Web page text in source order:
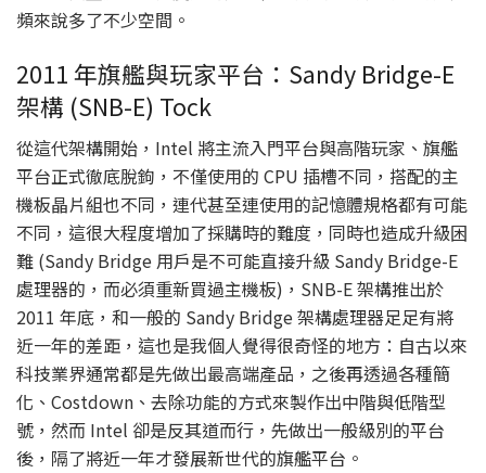
頻來說多了不少空間。
2011 年旗艦與玩家平台：Sandy Bridge-E
架構 (SNB-E) Tock
從這代架構開始，Intel 將主流入門平台與高階玩家、旗艦
平台正式徹底脫鉤，不僅使用的 CPU 插槽不同，搭配的主
機板晶片組也不同，連代甚至連使用的記憶體規格都有可能
不同，這很大程度增加了採購時的難度，同時也造成升級困
難 (Sandy Bridge 用戶是不可能直接升級 Sandy Bridge-E
處理器的，而必須重新買過主機板)，SNB-E 架構推出於
2011 年底，和一般的 Sandy Bridge 架構處理器足足有將
近一年的差距，這也是我個人覺得很奇怪的地方：自古以來
科技業界通常都是先做出最高端產品，之後再透過各種簡
化、Costdown、去除功能的方式來製作出中階與低階型
號，然而 Intel 卻是反其道而行，先做出一般級別的平台
後，隔了將近一年才發展新世代的旗艦平台。